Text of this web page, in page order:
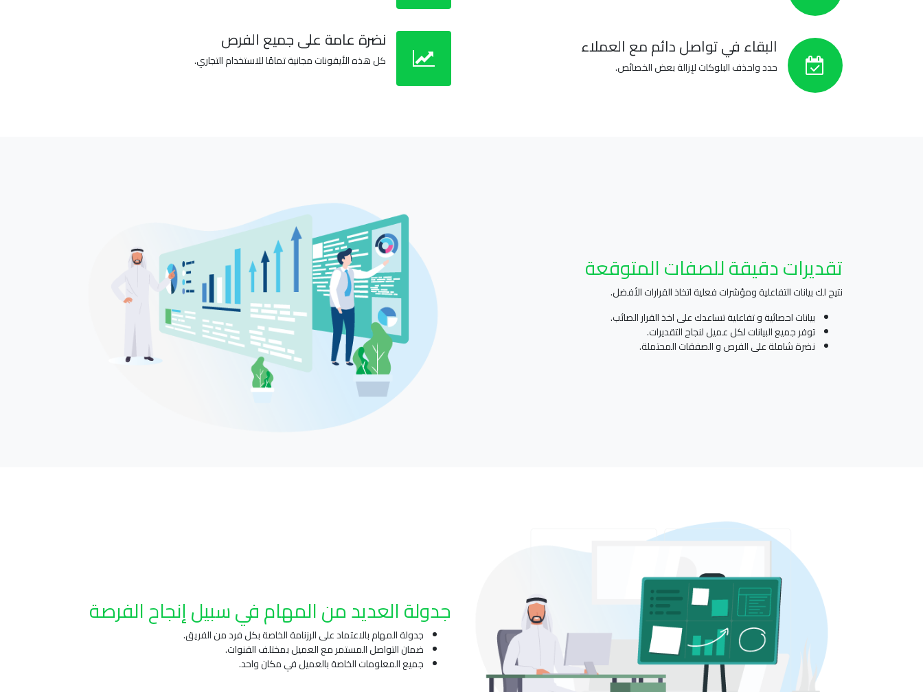
البقاء في تواصل دائم مع العملاء
حدد واحذف البلوكات لإزالة بعض الخصائص.
نضرة عامة على جميع الفرص
كل هذه الأيقونات مجانية تمامًا للاستخدام التجاري.
تقديرات دقيقة للصفات المتوقعة
نتيح لك بيانات التفاعلية ومؤشرات فعلية اتخاذ القرارات الأفضل.
بيانات احصائية و تفاعلية تساعدك على اخذ القرار الصائب.
توفر جميع البيانات لكل عميل لنجاح التقديرات.
نضرة شاملة على الفرص و الصفقات المحتملة.
جدولة العديد من المهام في سبيل إنجاح الفرصة
جدولة المهام بالاعتماد على الرزنامة الخاصة بكل فرد من الفريق.
ضمان التواصل المستمر مع العميل بمختلف القنوات.
جميع المعلومات الخاصة بالعميل في مكان واحد.